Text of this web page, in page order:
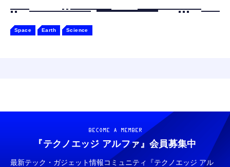
Space Earth Science
BECOME A MEMBER
『テクノエッジ アルファ』 会員募集中
最新テック・ガジェット情報コミュニティ『テクノエッジ アル